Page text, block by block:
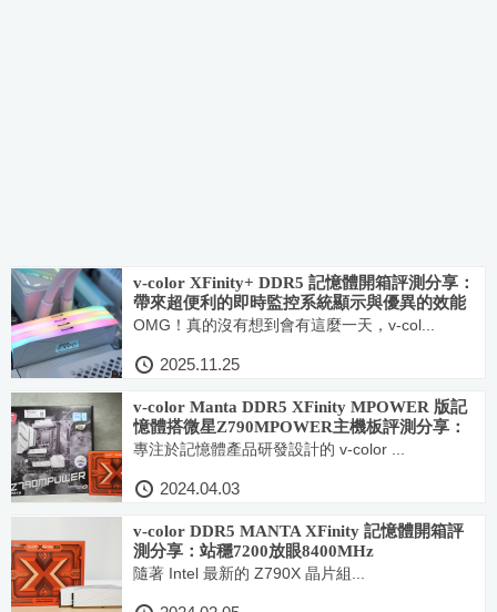
v-color XFinity+ DDR5 記憶體開箱評測分享：
帶來超便利的即時監控系統顯示與優異的效能
表現
OMG！真的沒有想到會有這麼一天，v-col...
2025.11.25
v-color Manta DDR5 XFinity MPOWER 版記
憶體搭微星Z790MPOWER主機板評測分享：
極致效能平價神組合
專注於記憶體產品研發設計的 v-color ...
2024.04.03
v-color DDR5 MANTA XFinity 記憶體開箱評
測分享：站穩7200放眼8400MHz
隨著 Intel 最新的 Z790X 晶片組...